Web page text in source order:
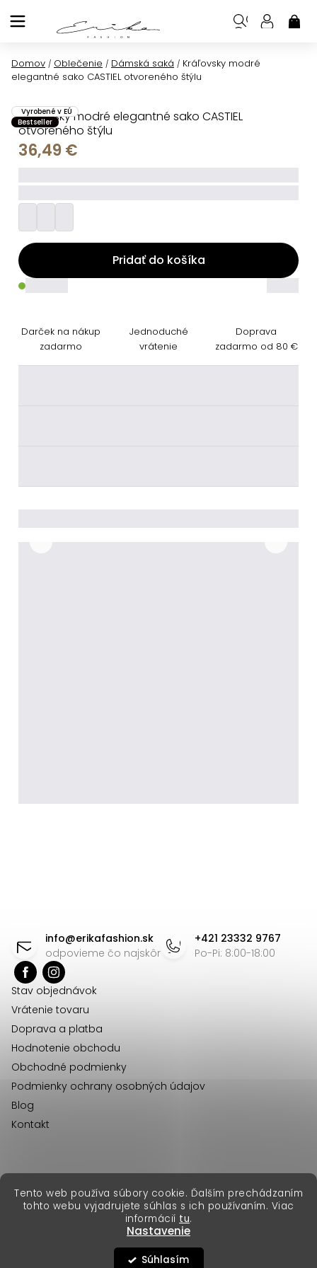
Tento web používa súbory cookie. Ďalším prechádzaním
tohto webu vyjadrujete súhlas s ich používaním. Viac
informácií tu.
Nastavenie
Súhlasím
na
Domov / Oblečenie / Dámská saká / Kráľovsky modré
elegantné sako CASTIEL otvoreného štýlu
Kráľovsky modré elegantné sako CASTIEL
otvoreného štýlu
Vyrobené v EÚ
Bestseller
36,49 €
Pridať do košíka
Darček na nákup
zadarmo
Jednoduché
vrátenie
Doprava
zadarmo od 80 €
info@erikafashion.sk
odpovieme čo najskôr
+421 23332 9767
Po-Pi: 8:00-18:00
Stav objednávok
Vrátenie tovaru
Doprava a platba
Hodnotenie obchodu
Obchodné podmienky
Podmienky ochrany osobných údajov
Blog
Kontakt
Vytvoril Shoptet Premium
Copyright 2026Erika Fashion. Všetky práva vyhradené.
erikafashion.cz